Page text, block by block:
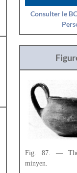
Consulter le
Fig. 87. —
minyen.